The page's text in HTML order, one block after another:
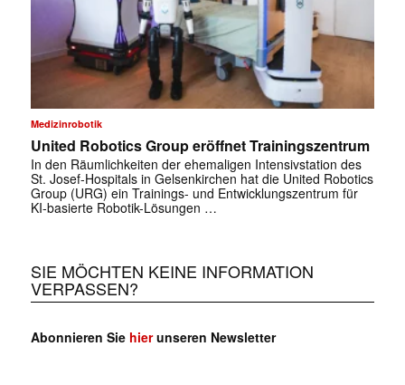
Medizinrobotik
United Robotics Group eröffnet Trainingszentrum
In den Räumlichkeiten der ehemaligen Intensivstation des
St. Josef-Hospitals in Gelsenkirchen hat die United Robotics
Group (URG) ein Trainings- und Entwicklungszentrum für
KI-basierte Robotik-Lösungen …
SIE MÖCHTEN KEINE INFORMATION
VERPASSEN?
Abonnieren Sie hierunseren Newsletter